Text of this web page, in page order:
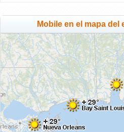
Mobile en el mapa del